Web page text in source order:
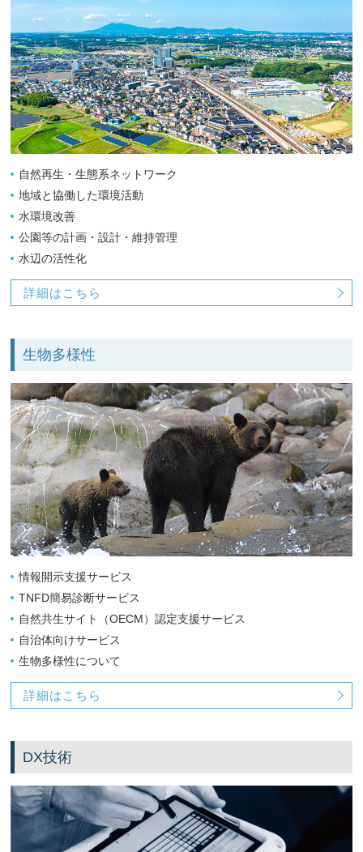
自然再生・生態系ネットワーク
地域と協働した環境活動
水環境改善
公園等の計画・設計・維持管理
水辺の活性化
詳細はこちら
生物多様性
情報開示支援サービス
TNFD簡易診断サービス
自然共生サイト（OECM）認定支援サービス
自治体向けサービス
生物多様性について
詳細はこちら
DX技術